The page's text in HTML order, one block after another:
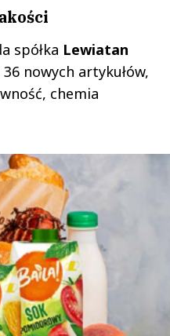
spółka Lewiatan
nowych artykułów,
chemia